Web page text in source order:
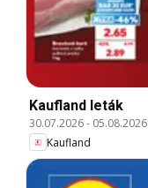
Kaufland leták
30.07.2026- 05.08.2026
Kaufland